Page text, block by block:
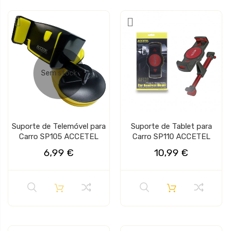
Sem stock
Suporte de Telemóvel para
Carro SP105 ACCETEL
6,99 €
Suporte de Tablet para
Carro SP110 ACCETEL
10,99 €